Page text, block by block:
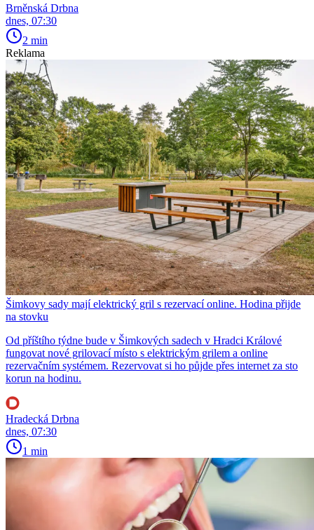
Brněnská Drbna
dnes, 07:30
2 min
Reklama
Šimkovy sady mají elektrický gril s rezervací online. Hodina přijde
na stovku
Od příštího týdne bude v Šimkových sadech v Hradci Králové
fungovat nové grilovací místo s elektrickým grilem a online
rezervačním systémem. Rezervovat si ho půjde přes internet za sto
korun na hodinu.
Hradecká Drbna
dnes, 07:30
1 min